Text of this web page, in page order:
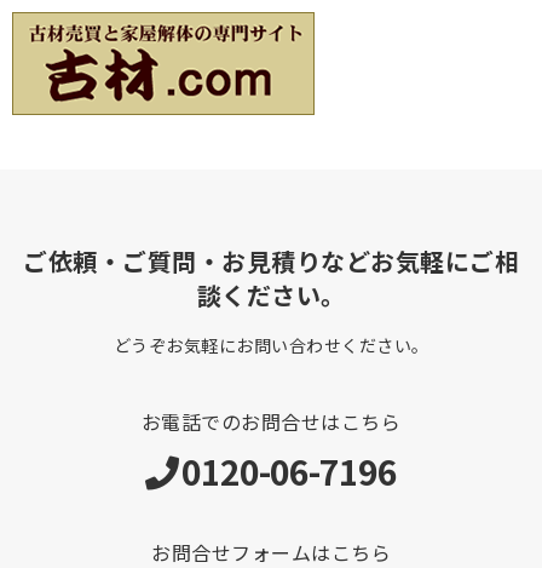
ご依頼・ご質問・お見積りなどお気軽にご相
談ください。
どうぞお気軽にお問い合わせください。
お電話でのお問合せはこちら
0120-06-7196
お問合せフォームはこちら